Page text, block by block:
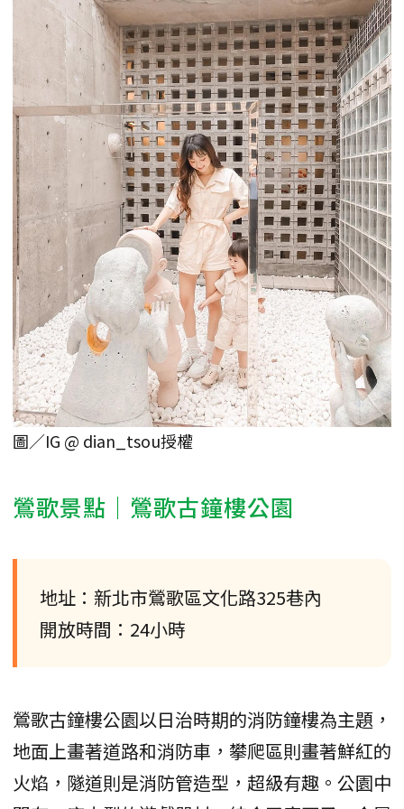
圖／IG @ dian_tsou授權
鶯歌景點｜鶯歌古鐘樓公園
地址：新北市鶯歌區文化路325巷內
開放時間：24小時
鶯歌古鐘樓公園以日治時期的消防鐘樓為主題，
地面上畫著道路和消防車，攀爬區則畫著鮮紅的
火焰，隧道則是消防管造型，超級有趣。公園中